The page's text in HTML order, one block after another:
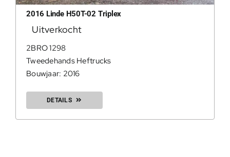
2016 Linde H50T-02 Triplex
Uitverkocht
2BRO 1298
Tweedehands Heftrucks
Bouwjaar: 2016
DETAILS